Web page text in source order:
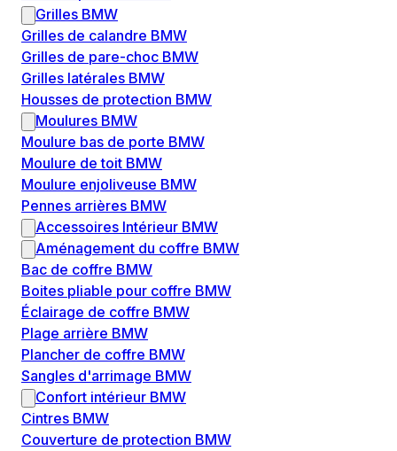
Grilles BMW
Grilles de calandre BMW
Grilles de pare-choc BMW
Grilles latérales BMW
Housses de protection BMW
Moulures BMW
Moulure bas de porte BMW
Moulure de toit BMW
Moulure enjoliveuse BMW
Pennes arrières BMW
Accessoires Intérieur BMW
Aménagement du coffre BMW
Bac de coffre BMW
Boites pliable pour coffre BMW
Éclairage de coffre BMW
Plage arrière BMW
Plancher de coffre BMW
Sangles d'arrimage BMW
Confort intérieur BMW
Cintres BMW
Couverture de protection BMW